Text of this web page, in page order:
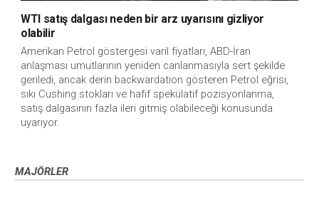
WTI satış dalgası neden bir arz uyarısını gizliyor
olabilir
Amerikan Petrol göstergesi varil fiyatları, ABD-İran
anlaşması umutlarının yeniden canlanmasıyla sert şekilde
geriledi, ancak derin backwardation gösteren Petrol eğrisi,
sıkı Cushing stokları ve hafif spekülatif pozisyonlanma,
satış dalgasının fazla ileri gitmiş olabileceği konusunda
uyarıyor.
MAJÖRLER